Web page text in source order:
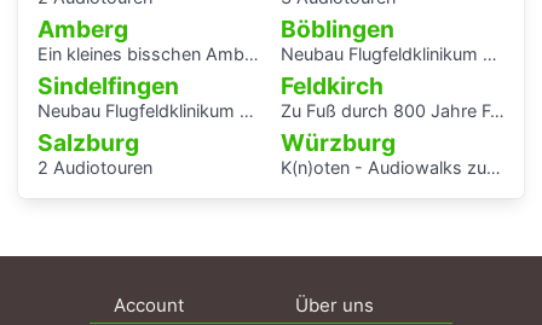
Amberg
Ein kleines bisschen Amberger Stadtgeschichte
Böblingen
Neubau Flugfeldklinikum - Erlebe das Krankenhaus von morgen
Sindelfingen
Neubau Flugfeldklinikum - Erlebe das Krankenhaus von morgen
Feldkirch
Zu Fuß durch 800 Jahre Feldkirch
Salzburg
2 Audiotouren
Würzburg
K(n)oten - Audiowalks zu den Wasserflüssen der Stadt
Account Über uns